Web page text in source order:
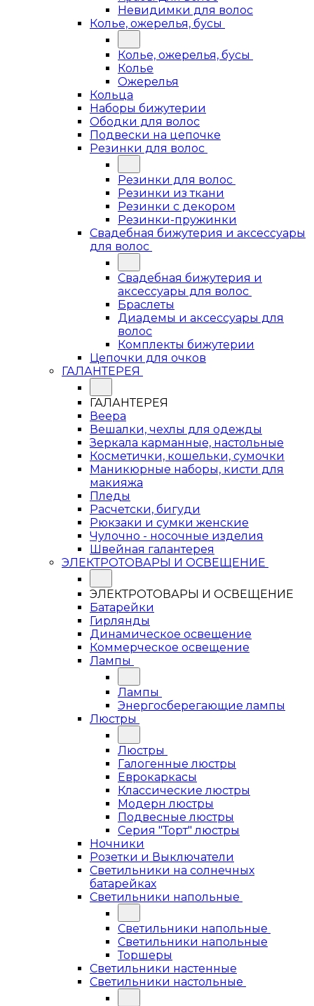
Невидимки для волос
Колье, ожерелья, бусы
Колье, ожерелья, бусы
Колье
Ожерелья
Кольца
Наборы бижутерии
Ободки для волос
Подвески на цепочке
Резинки для волос
Резинки для волос
Резинки из ткани
Резинки с декором
Резинки-пружинки
Свадебная бижутерия и аксессуары
для волос
Свадебная бижутерия и
аксессуары для волос
Браслеты
Диадемы и аксессуары для
волос
Комплекты бижутерии
Цепочки для очков
ГАЛАНТЕРЕЯ
ГАЛАНТЕРЕЯ
Веера
Вешалки, чехлы для одежды
Зеркала карманные, настольные
Косметички, кошельки, сумочки
Маникюрные наборы, кисти для
макияжа
Пледы
Расчетски, бигуди
Рюкзаки и сумки женские
Чулочно - носочные изделия
Швейная галантерея
ЭЛЕКТРОТОВАРЫ И ОСВЕЩЕНИЕ
ЭЛЕКТРОТОВАРЫ И ОСВЕЩЕНИЕ
Батарейки
Гирлянды
Динамическое освещение
Коммерческое освещение
Лампы
Лампы
Энергосберегающие лампы
Люстры
Люстры
Галогенные люстры
Еврокаркасы
Классические люстры
Модерн люстры
Подвесные люстры
Серия "Торт" люстры
Ночники
Розетки и Выключатели
Светильники на солнечных
батарейках
Светильники напольные
Светильники напольные
Светильники напольные
Торшеры
Светильники настенные
Светильники настольные